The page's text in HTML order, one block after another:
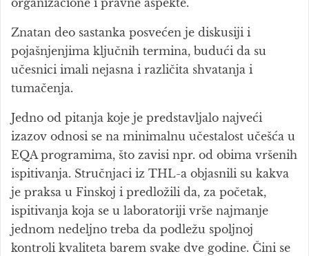
organizacione i pravne aspekte.
Znatan deo sastanka posvećen je diskusiji i
pojašnjenjima ključnih termina, budući da su
učesnici imali nejasna i različita shvatanja i
tumačenja.
Jedno od pitanja koje je predstavljalo najveći
izazov odnosi se na minimalnu učestalost učešća u
EQA programima, što zavisi npr. od obima vršenih
ispitivanja. Stručnjaci iz THL-a objasnili su kakva
je praksa u Finskoj i predložili da, za početak,
ispitivanja koja se u laboratoriji vrše najmanje
jednom nedeljno treba da podležu spoljnoj
kontroli kvaliteta barem svake dve godine. Čini se